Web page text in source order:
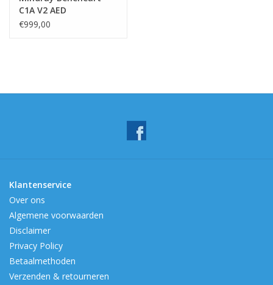
C1A V2 AED
Volautomaat
€999,00
Klantenservice
Over ons
Algemene voorwaarden
Disclaimer
Privacy Policy
Betaalmethoden
Verzenden & retourneren